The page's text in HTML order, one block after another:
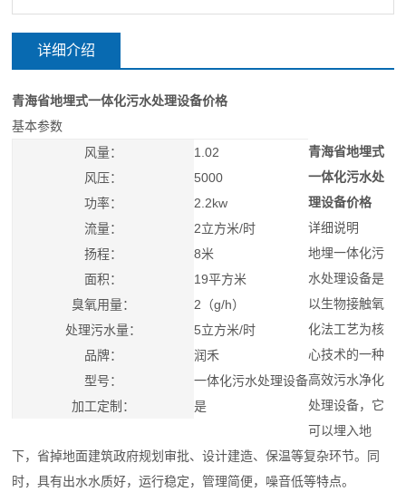
详细介绍
青海省地埋式一体化污水处理设备价格
基本参数
风量：
1.02
风压：
5000
功率：
2.2kw
流量：
2立方米/时
扬程：
8米
面积：
19平方米
臭氧用量：
2（g/h）
处理污水量：
5立方米/时
品牌：
润禾
型号：
一体化污水处理设备
加工定制：
是
青海省地埋式
一体化污水处
理设备价格
详细说明
地埋一体化污
水处理设备是
以生物接触氧
化法工艺为核
心技术的一种
高效污水净化
处理设备，它
可以埋入地
下，省掉地面建筑政府规划审批、设计建造、保温等复杂环节。同
时，具有出水水质好，运行稳定，管理简便，噪音低等特点。